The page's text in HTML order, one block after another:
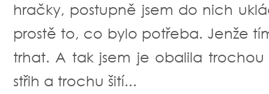
hračky, postupně jsem do nich
prostě to, co bylo potřeba. Jenže
trhat. A tak jsem je obalila
střih a trochu šití...